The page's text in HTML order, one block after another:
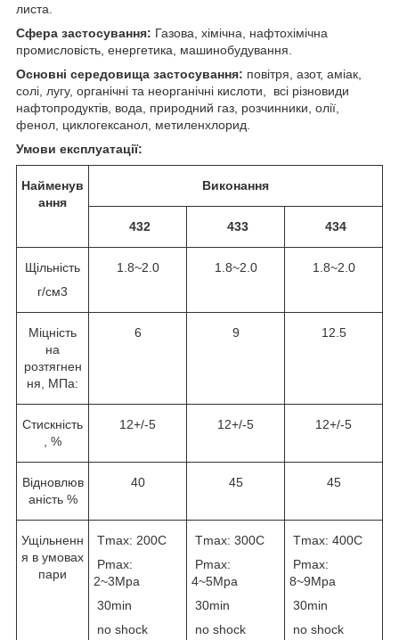
листа.
Сфера застосування: Газова, хімічна, нафтохімічна
промисловість, енергетика, машинобудування.
Основні середовища застосування: повітря, азот, аміак,
солі, лугу, органічні та неорганічні кислоти, всі різновиди
нафтопродуктів, вода, природний газ, розчинники, олії,
фенол, циклогексанол, метиленхлорид.
Умови експлуатації:
Найменув
ання
Виконання
432 433 434
Щільність
г/см3
1.8~2.0 1.8~2.0 1.8~2.0
Міцність
на
розтягнен
ня, МПа:
6 9 12.5
Стискність
, %
12+/-5 12+/-5 12+/-5
Відновлюв
аність %
40 45 45
Ущільненн
я в умовах
пари
Tmax: 200С
Pmax:
2~3Mpa
30min
no shock
Tmax: 300С
Pmax:
4~5Mpa
30min
no shock
Tmax: 400С
Pmax:
8~9Mpa
30min
no shock